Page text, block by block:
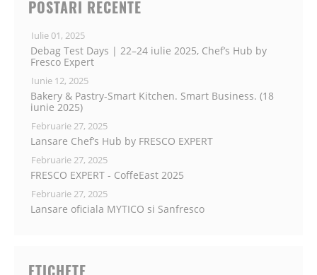
POSTARI RECENTE
Iulie 01, 2025
Debag Test Days | 22–24 iulie 2025, Chef’s Hub by
Fresco Expert
Iunie 12, 2025
Bakery & Pastry-Smart Kitchen. Smart Business. (18
iunie 2025)
Februarie 27, 2025
Lansare Chef’s Hub by FRESCO EXPERT
Februarie 27, 2025
FRESCO EXPERT - CoffeEast 2025
Februarie 27, 2025
Lansare oficiala MYTICO si Sanfresco
ETICHETE